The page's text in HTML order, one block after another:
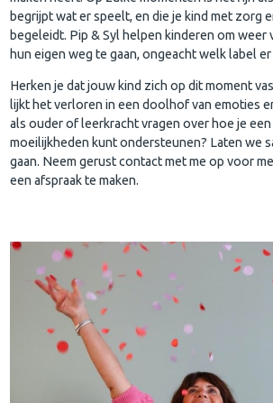
begrijpt wat er speelt, en die je kind met zorg
begeleidt. Pip & Syl helpen kinderen om
hun eigen weg te gaan, ongeacht welk label
Herken je dat jouw kind zich op dit moment
lijkt het verloren in een doolhof van emoties
als ouder of leerkracht vragen over hoe je
moeilijkheden kunt ondersteunen? Laten we
gaan. Neem gerust contact met me op voor
een afspraak te maken.